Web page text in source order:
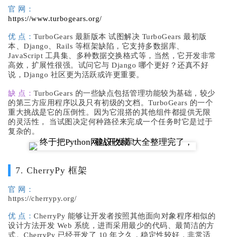
官 网：
https://www.turbogears.org/
优 点： TurboGears 最新版本 试图解决 TurboGears 最初版
本、Django、Rails 等框架缺陷，它支持多数据库、
JavaScript 工具集、多种数据交换格式等，当然，它开发非常
高效，扩展性很强。试问它与 Django 哪个更好？还真不好
说，Django 社区更为活跃或许更重要。
缺 点： TurboGears 的一些缺点包括管理功能较为基础，较少
的第三方应用程序以及只有初级的文档。TurboGears 的一个
重大挑战是它的压倒性。因为它混搭的其他组件都提供无限
的灵活性， 当试图决定何种路径来完成一个任务时它是过于
复杂的。
7. CherryPy 框架
官 网：
https://cherrypy.org/
优 点： CherryPy 能够让开发者按照其他面向对象程序相似的
设计方法开发 Web 系统，进而采用最少的代码、最简洁的方
式。CherryPy 已经开发了 10 年之久，稳定性较好，非常适